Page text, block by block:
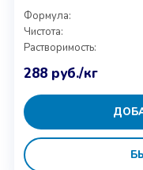
Формула:
Чистота:
Растворимость:
288 руб./кг